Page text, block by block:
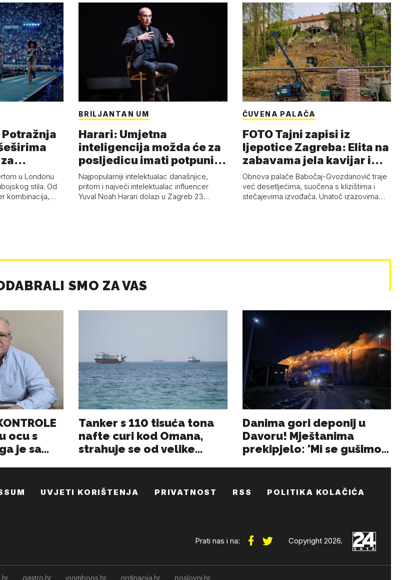
u Londonu
stila. Od
kombinacija,…
BRILJANTAN UM
Harari: Umjetna
inteligencija možda će za
posljedicu imati potpuni
kolaps čovje…
Najpopularniji intelektualac današnjice,
pritom i najveći intelektualac influencer
Yuval Noah Harari dolazi u Zagreb 23…
ČUVENA PALAČA
FOTO Tajni zapisi iz
ljepotice Zagreba: Elita na
zabavama jela kavijar i
pud…
Obnova palače Babočaj-Gvozdanović traje
već desetljećima, suočena s klizištima i
stečajevima izvođača. Unatoč izazovima…
UVJETI KORIŠTENJA PRIVATNOST RSS POLITIKA KOLAČIĆA
Prati nas i na: Copyright 2026.
gastro.hr joomboos.hr ordinacija.hr poslovni.hr